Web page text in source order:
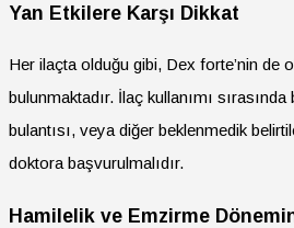
Yan Etkilere Karşı Dikkat
Her ilaçta olduğu gibi, Dex forte’nin de
bulunmaktadır. İlaç kullanımı
bulantısı, veya diğer beklenmedik
doktora başvurulmalıdır.
Hamilelik ve Emzirme